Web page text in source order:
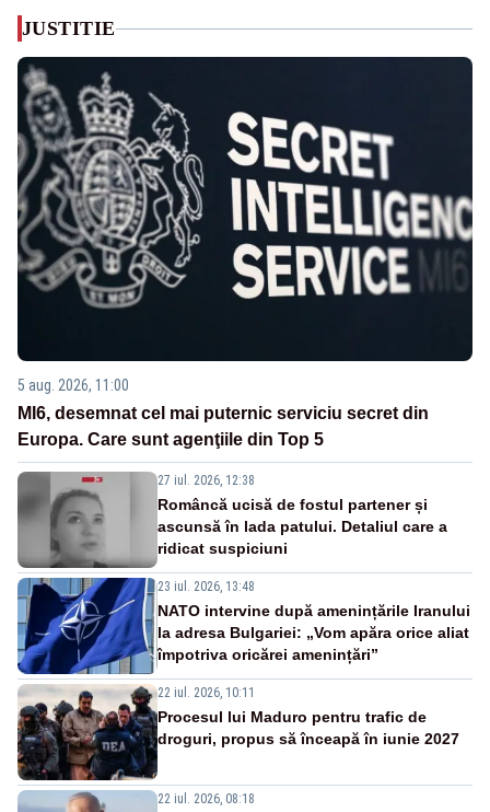
JUSTITIE
5 aug. 2026, 11:00
MI6, desemnat cel mai puternic serviciu secret din
Europa. Care sunt agenţiile din Top 5
27 iul. 2026, 12:38
Româncă ucisă de fostul partener și
ascunsă în lada patului. Detaliul care a
ridicat suspiciuni
23 iul. 2026, 13:48
NATO intervine după amenințările Iranului
la adresa Bulgariei: „Vom apăra orice aliat
împotriva oricărei amenințări”
22 iul. 2026, 10:11
Procesul lui Maduro pentru trafic de
droguri, propus să înceapă în iunie 2027
22 iul. 2026, 08:18